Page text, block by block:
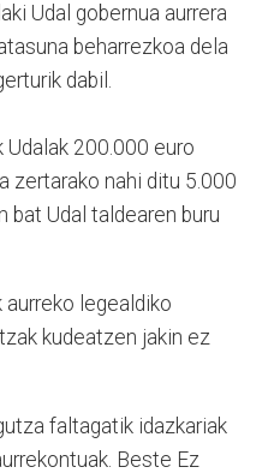
Udal gobernua aurrera
beharrezkoa dela
dabil.
Udalak 200.000 euro
zertarako nahi ditu 5.000
bat Udal taldearen buru
aurreko legealdiko
kudeatzen jakin ez
faltagatik idazkariak
Beste Ez